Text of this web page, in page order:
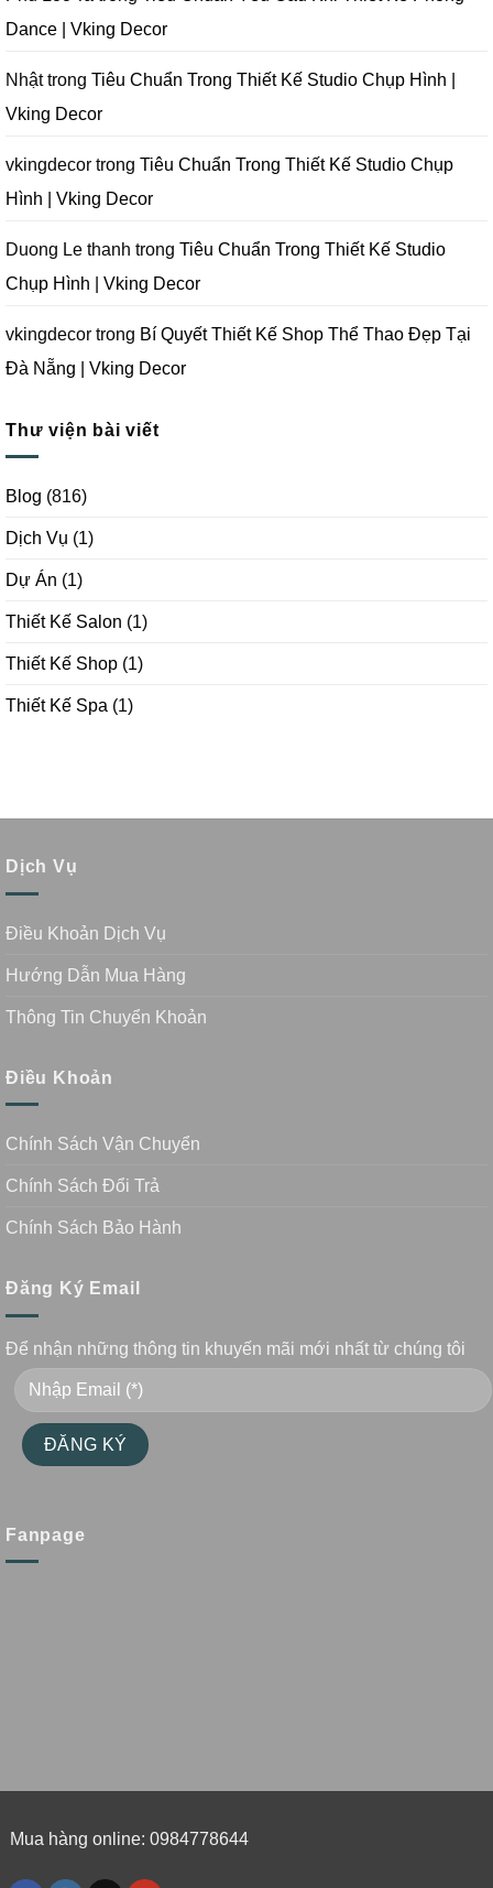
Vking
Decor
Kế
Chụp
Ảnh
Đà
Vking
Decor
Dance | Vking Decor
Nhậttrong Tiêu Chuẩn Trong Thiết Kế Studio Chụp Hình |
Vking Decor
vkingdecor trong Tiêu Chuẩn Trong Thiết Kế Studio Chụp
Hình | Vking Decor
Duong Le thanh trong Tiêu Chuẩn Trong Thiết Kế Studio
Chụp Hình | Vking Decor
vkingdecor trong Bí Quyết Thiết Kế Shop Thể Thao Đẹp Tại
Đà Nẵng | Vking Decor
Thư viện bài viết
Blog (816)
Dịch Vụ (1)
Dự Án (1)
Thiết Kế Salon (1)
Thiết Kế Shop (1)
Thiết Kế Spa (1)
Dịch Vụ
Điều Khoản Dịch Vụ
Hướng Dẫn Mua Hàng
Thông Tin Chuyển Khoản
Điều Khoản
Chính Sách Vận Chuyển
Chính Sách Đổi Trả
Chính Sách Bảo Hành
Đăng Ký Email
Để nhận những thông tin khuyến mãi mới nhất từ chúng tôi
Fanpage
Mua hàng online: 0984778644